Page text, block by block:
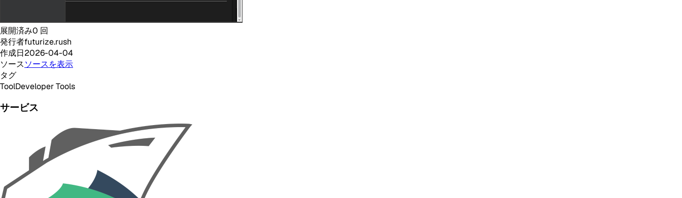
展開済み0 回
発行者futurize.rush
作成日2026-04-04
ソースソースを表示
タグ
ToolDeveloper Tools
サービス